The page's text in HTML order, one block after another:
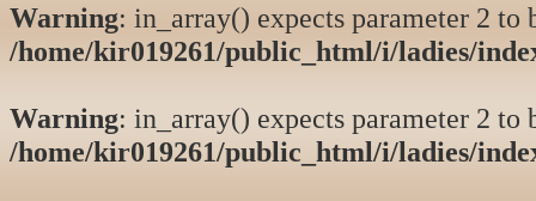
Warning: in_array() expects parameter 2 to
/home/kir019261/public_html/i/ladies/
Warning: in_array() expects parameter 2 to
/home/kir019261/public_html/i/ladies/